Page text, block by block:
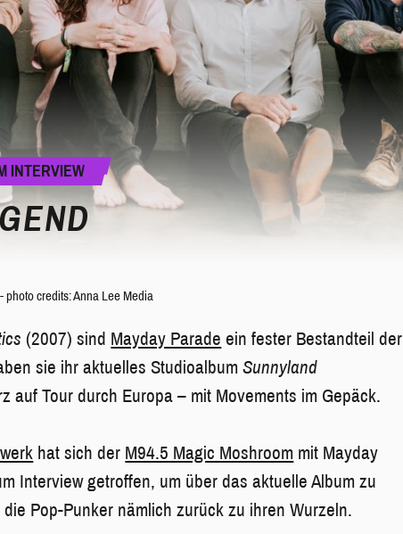
INTERVIEW
photo credits: Anna Lee Media
(2007) sind Mayday Parade ein fester Bestandteil der
sie ihr aktuelles StudioalbumSunnyland
auf Tour durch Europa – mit Movements im Gepäck.
hat sich der M94.5 Magic Moshroom mit Mayday
Interview getroffen, um über das aktuelle Album zu
Pop-Punker nämlich zurück zu ihren Wurzeln.